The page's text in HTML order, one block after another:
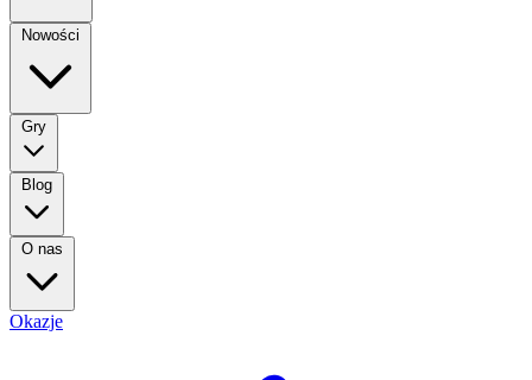
Nowości
Gry
Blog
O nas
Okazje